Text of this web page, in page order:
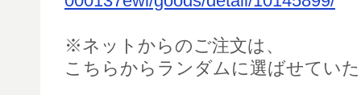
※ネットからのご注文は、
こちらからランダムに選ばせてい